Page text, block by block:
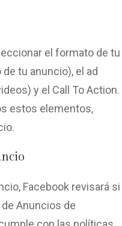
el formato de tu
tu anuncio), el ad
y el Call To Action.
estos elementos,
Facebook revisará si
Anuncios de